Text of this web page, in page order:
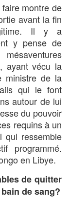
faire montre de
avant la fin
Il y a
y pense de
ayant vécu la
ministre de la
qui le font
autour de lui
du pouvoir
requins à un
qui ressemble
programmé.
en Libye.
de quitter
de sang?